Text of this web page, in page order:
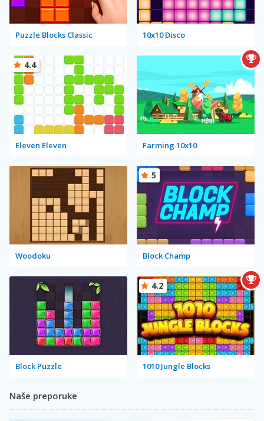
Puzzle Blocks Classic 10x10 Disco
Eleven Eleven
4.4
Farming 10x10
Woodoku Block Champ
5
Block Puzzle 1010 Jungle Blocks
4.2
Naše preporuke